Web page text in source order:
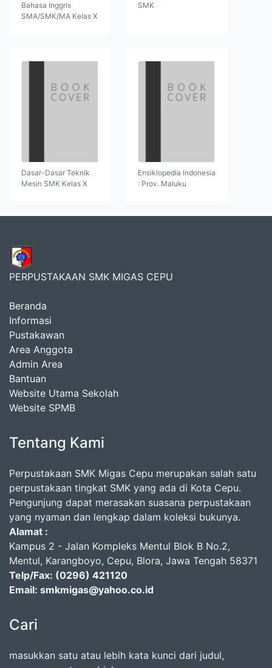
Bahasa Inggris
SMA/SMK/MA Kelas X
SMK
Dasar-Dasar Teknik
Mesin SMK Kelas X
Ensiklopedia Indonesia
: Prov. Maluku
PERPUSTAKAAN SMK MIGAS CEPU
Beranda
Informasi
Pustakawan
Area Anggota
Admin Area
Bantuan
Website Utama Sekolah
Website SPMB
Tentang Kami
Perpustakaan SMK Migas Cepu merupakan salah satu
perpustakaan tingkat SMK yang ada di Kota Cepu.
Pengunjung dapat merasakan suasana perpustakaan
yang nyaman dan lengkap dalam koleksi bukunya.
Alamat :
Kampus 2 - Jalan Kompleks Mentul Blok B No.2,
Mentul, Karangboyo, Cepu, Blora, Jawa Tengah 58371
Telp/Fax: (0296) 421120
Email: smkmigas@yahoo.co.id
Cari
masukkan satu atau lebih kata kunci dari judul,